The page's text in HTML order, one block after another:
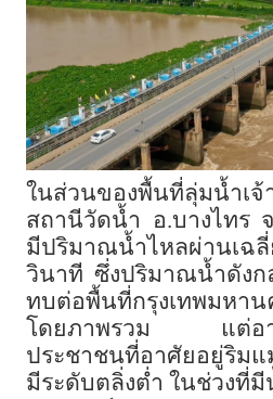
ในส่วนของพื้นที่ลุ่มน้ำเจ้
สถานีวัดน้ำ อ.บางไทร
มีปริมาณน้ำไหลผ่านเฉ
วินาที ซึ่งปริมาณน้ำดังก
ทบต่อพื้นที่กรุงเทพมหา
โดยภาพรวม แต่อาจ
ประชาชนที่อาศัยอยู่ริม
มีระดับตลิ่งต่ำ ในช่วงที่